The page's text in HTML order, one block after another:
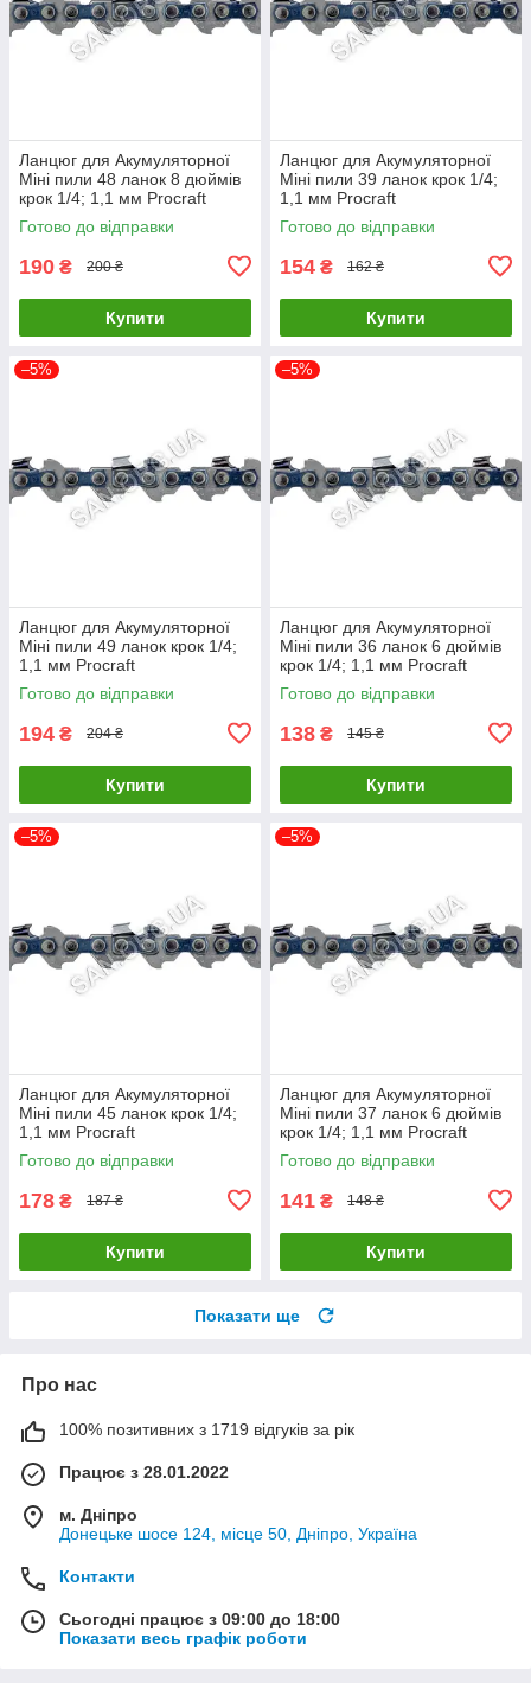
Ланцюг для Акумуляторної
Міні пили 48 ланок 8 дюймів
крок 1/4; 1,1 мм Procraft
Готово до відправки
190 ₴ 200 ₴
Купити
Ланцюг для Акумуляторної
Міні пили 39 ланок крок 1/4;
1,1 мм Procraft
Готово до відправки
154 ₴ 162 ₴
Купити
–5%
Ланцюг для Акумуляторної
Міні пили 49 ланок крок 1/4;
1,1 мм Procraft
Готово до відправки
194 ₴ 204 ₴
Купити
–5%
Ланцюг для Акумуляторної
Міні пили 36 ланок 6 дюймів
крок 1/4; 1,1 мм Procraft
Готово до відправки
138 ₴ 145 ₴
Купити
–5%
Ланцюг для Акумуляторної
Міні пили 45 ланок крок 1/4;
1,1 мм Procraft
Готово до відправки
178 ₴ 187 ₴
Купити
–5%
Ланцюг для Акумуляторної
Міні пили 37 ланок 6 дюймів
крок 1/4; 1,1 мм Procraft
Готово до відправки
141 ₴ 148 ₴
Купити
Показати ще
Про нас
100% позитивних з 1719 відгуків за рік
Працює з 28.01.2022
м. Дніпро
Донецьке шосе 124, місце 50, Дніпро, Україна
Контакти
Сьогодні працює з 09:00 до 18:00
Показати весь графік роботи